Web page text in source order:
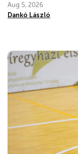
Aug 5, 2026
Dankó László